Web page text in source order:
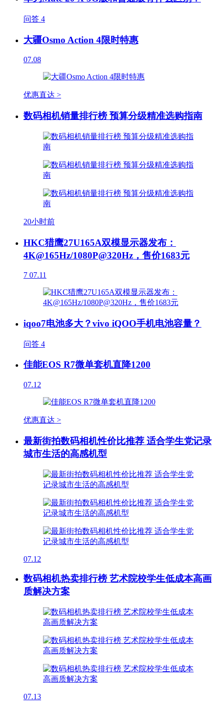
问答 4
大疆Osmo Action 4限时特惠
07.08
优惠直达 >
数码相机销量排行榜 预算分级精准选购指南
20小时前
HKC猎鹰27U165A双模显示器发布：
4K@165Hz/1080P@320Hz，售价1683元
7 07.11
iqoo7电池多大？vivo iQOO手机电池容量？
问答 4
佳能EOS R7微单套机直降1200
07.12
优惠直达 >
最新街拍数码相机性价比推荐 适合学生党记录
城市生活的高感机型
07.12
数码相机热卖排行榜 艺术院校学生低成本高画
质解决方案
07.13